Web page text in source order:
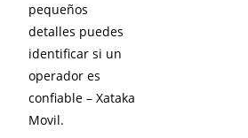
pequeños
detalles puedes
identificar si un
operador es
confiable – Xataka
Movil.